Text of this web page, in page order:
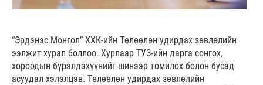
“Эрдэнэс Монгол” ХХК-ийн Төлөөлөн удирдах зөвлөлийн
ээлжит хурал боллоо. Хурлаар ТУЗ-ийн дарга сонгох,
хороодын бүрэлдэхүүнийг шинээр томилох болон бусад
асуудал хэлэлцэв. Төлөөлөн удирдах зөвлөлийн